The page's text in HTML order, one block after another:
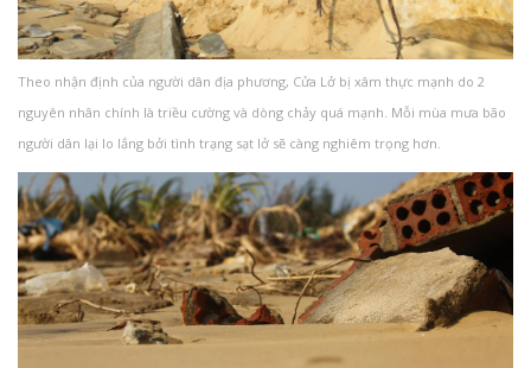
Theo nhận định của người dân địa phương, Cửa Lở bị xâm thực mạnh do 2
nguyên nhân chính là triều cường và dòng chảy quá mạnh. Mỗi mùa mưa bão
người dân lại lo lắng bởi tình trạng sạt lở sẽ càng nghiêm trọng hơn.